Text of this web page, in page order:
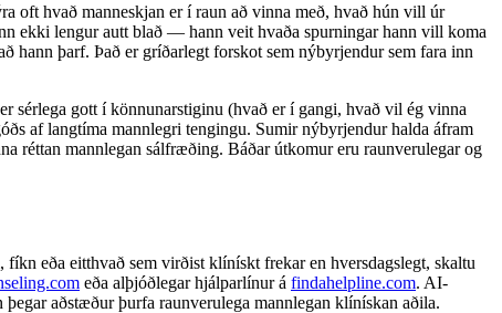
oft hvað manneskjan er í raun að vinna með, hvað hún vill úr
ekki lengur autt blað — hann veit hvaða spurningar hann vill koma
hann þarf. Það er gríðarlegt forskot sem nýbyrjendur sem fara inn
sérlega gott í könnunarstiginu (hvað er í gangi, hvað vil ég vinna
af langtíma mannlegri tengingu. Sumir nýbyrjendur halda áfram
réttan mannlegan sálfræðing. Báðar útkomur eru raunverulegar og
eða eitthvað sem virðist klínískt frekar en hversdagslegt, skaltu
eða alþjóðlegar hjálparlínur á findahelpline.com. AI-
aðstæður þurfa raunverulega mannlegan klínískan aðila.